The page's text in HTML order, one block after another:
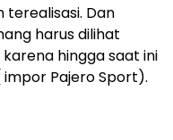
Dan
harus dilihat
hingga saat ini
Pajero Sport).